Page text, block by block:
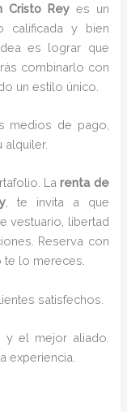
Cristo Rey es un
calificada y bien
es lograr que
combinarlo con
un estilo único.
medios de pago,
Larenta de
, te invita a que
vestuario, libertad
Reserva con
te lo mereces.
satisfechos.
y el mejor aliado.
experiencia.